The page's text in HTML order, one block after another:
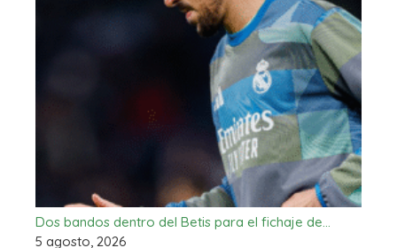
Dos bandos dentro del Betis para el fichaje de…
5 agosto, 2026